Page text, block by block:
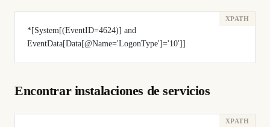
*[System[(EventID=4624)] and
EventData[Data[@Name='LogonType']='10']]
Encontrar instalaciones de servicios